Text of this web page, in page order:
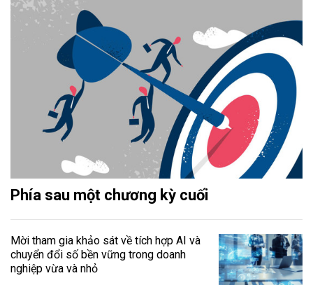
Phía sau một chương kỳ cuối
Mời tham gia khảo sát về tích hợp AI và
chuyển đổi số bền vững trong doanh
nghiệp vừa và nhỏ